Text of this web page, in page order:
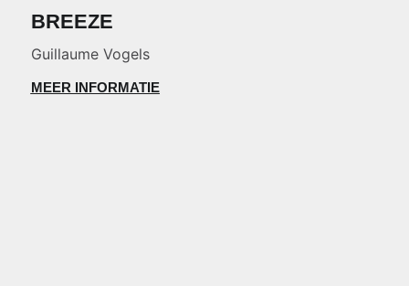
BREEZE
Guillaume Vogels
MEER INFORMATIE